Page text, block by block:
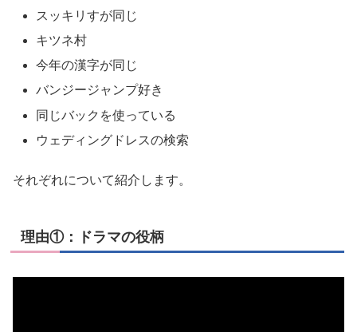
スッキリすが同じ
キツネ村
今年の漢字が同じ
バンジージャンプ好き
同じバックを使っている
ウェディングドレスの検索
それぞれについて紹介します。
理由①：ドラマの役柄